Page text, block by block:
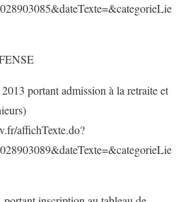
portant admission à la retraite et
affichTexte.do?